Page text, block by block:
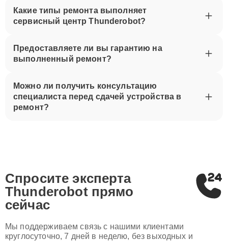
Какие типы ремонта выполняет
сервисный центр Thunderobot?
Предоставляете ли вы гарантию на
выполненный ремонт?
Можно ли получить консультацию
специалиста перед сдачей устройства в
ремонт?
Спросите эксперта
Thunderobot прямо
сейчас
Мы поддерживаем связь с нашими клиентами
круглосуточно, 7 дней в неделю, без выходных и